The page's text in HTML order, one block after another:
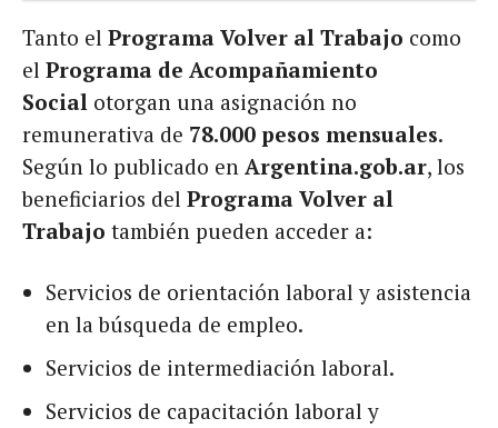
Tanto el Programa Volver al Trabajo como
el Programa de Acompañamiento
Social otorgan una asignación no
remunerativa de 78.000 pesos mensuales.
Según lo publicado en Argentina.gob.ar, los
beneficiarios del Programa Volver al
Trabajo también pueden acceder a:
Servicios de orientación laboral y asistencia
en la búsqueda de empleo.
Servicios de intermediación laboral.
Servicios de capacitación laboral y